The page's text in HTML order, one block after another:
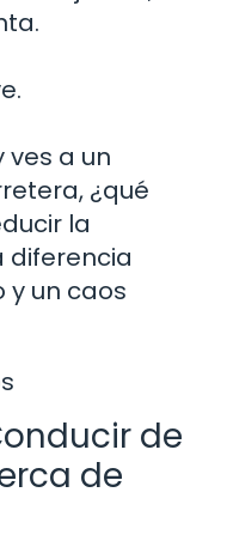
ves a un
¿qué
la
diferencia
y un caos
de
de